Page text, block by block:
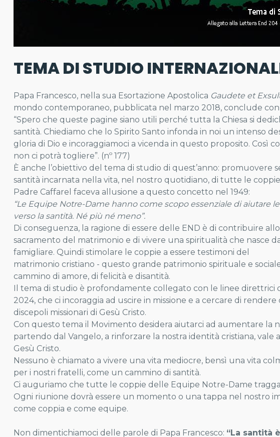
TEMA DI STUDIO
Papa Francesco, nella sua Esortazione Apostolica Gaudete et
mondo contemporaneo, pubblicata nel marzo 2018, conclude
“Spero che queste pagine siano utili perché tutta la Chiesa si
santità. Chiediamo che lo Spirito Santo infonda in noi un intenso
gloria di Dio e incoraggiamoci a vicenda in questo proposito. Così
non ci potrà togliere”. (nº 177)
È anche l’obiettivo del tema di studio di quest’anno: promuovere
santità incarnata nella vita, nel nostro quotidiano, di tutte le
Padre Caffarel faceva allusione a questo concetto nel 1949:
“Le Equipe Notre-Dame hanno come scopo essenziale di aiutare
verso la santità. Né più né meno”.
Di conseguenza, la ragione di essere delle END è di contribuire
sacramento del matrimonio e di vivere una spiritualità che nasce
famigliare. Quindi stimolare le coppie a essere testimoni del
matrimonio cristiano - questo grande patrimonio spirituale e
cammino di amore, di felicità e disantità.
Il tema di studio è profondamente collegato con le linee direttrici
2024, che ci incoraggia ad uscire in missione e a cercare di
discepoli missionari di Gesù Cristo.
Con questo tema il Movimento desidera aiutarci ad aumentare la
partendo dal Vangelo, a rinforzare la nostra identità cristiana, vale
Gesù Cristo.
Nessuno è chiamato a vivere una vita mediocre, bensì una vita
per i nostri fratelli, come un cammino di santità.
Ci auguriamo che tutte le coppie delle Equipe Notre-Dame
Ogni riunione dovrà essere un momento o una tappa nel nostro
come coppia e come equipe.
Non dimentichiamoci delle parole di Papa Francesco: “La santità